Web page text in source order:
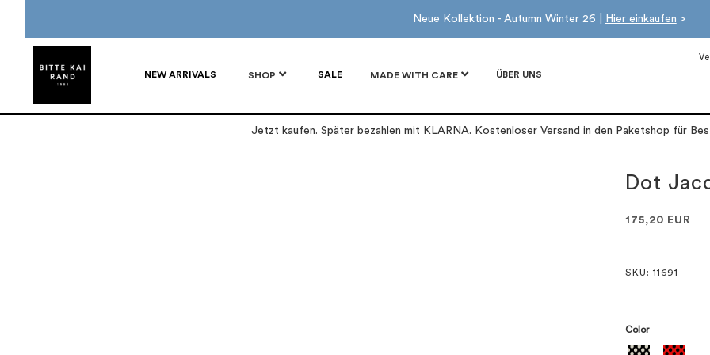
Neue Kollektion - Autumn Winter 26 | Hier einkaufen >
NEW ARRIVALS SHOP SALE MADE WITH CARE ÜBER UNS
Jetzt kaufen. Später bezahlen mit KLARNA. Kostenloser Versand in den Paketshop für
Dot
175,20 EUR
SKU : 11691
Color